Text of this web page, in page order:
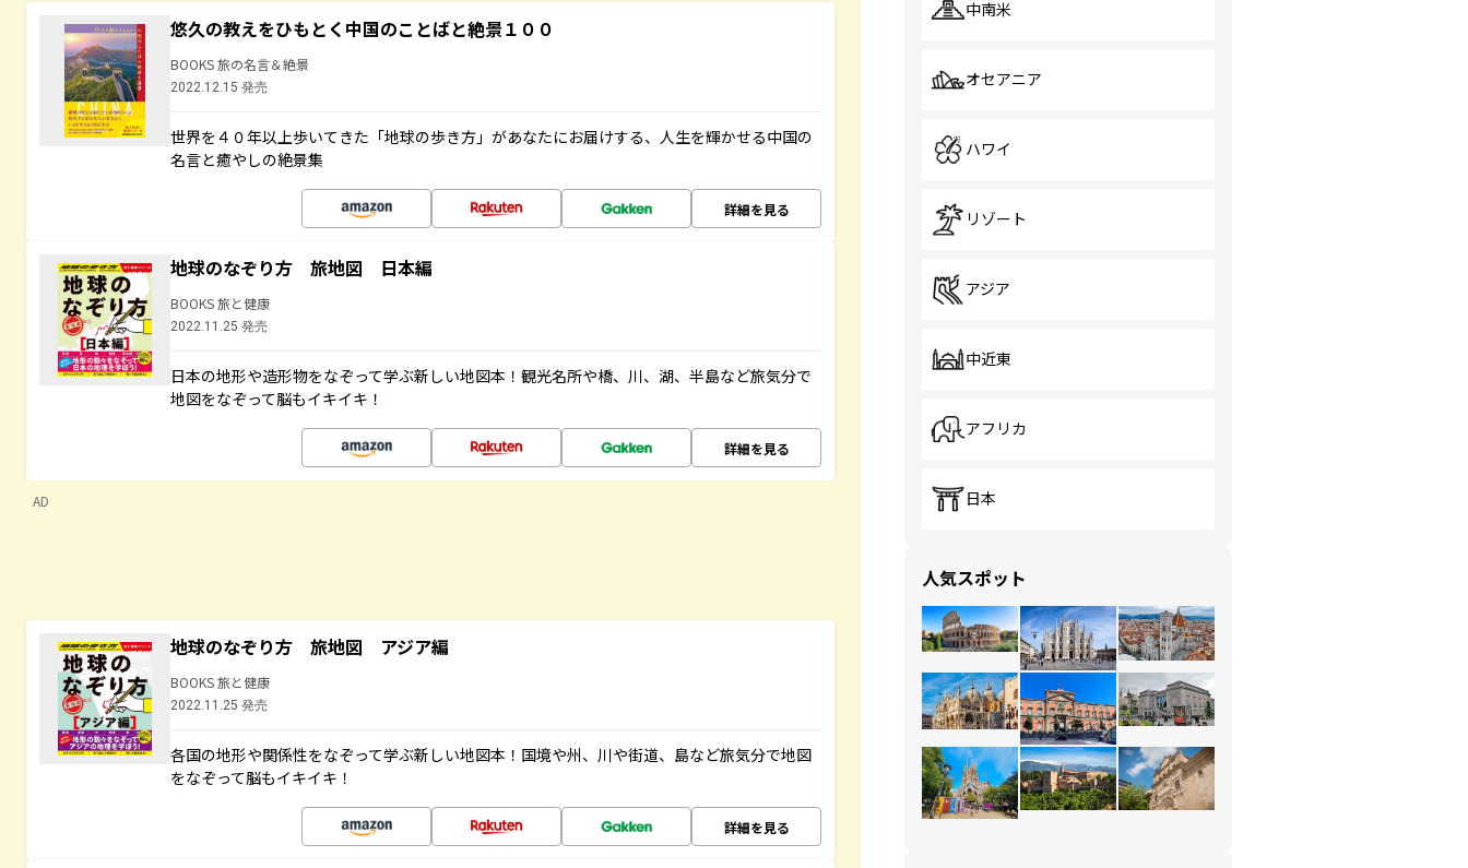
悠久の教えをひもとく中国のことばと絶景１００
BOOKS 旅の名言＆絶景
2022.12.15 発売
世界を４０年以上歩いてきた「地球の歩き方」があなたにお届けする、人生を輝かせる中国の
名言と癒やしの絶景集
詳細を見る
地球のなぞり方 旅地図 日本編
BOOKS 旅と健康
2022.11.25 発売
日本の地形や造形物をなぞって学ぶ新しい地図本！観光名所や橋、川、湖、半島など旅気分で
地図をなぞって脳もイキイキ！
詳細を見る
AD
地球のなぞり方 旅地図 アジア編
BOOKS 旅と健康
2022.11.25 発売
各国の地形や関係性をなぞって学ぶ新しい地図本！国境や州、川や街道、島など旅気分で地図
をなぞって脳もイキイキ！
詳細を見る
中南米
オセアニア
ハワイ
リゾート
アジア
中近東
アフリカ
日本
人気スポット